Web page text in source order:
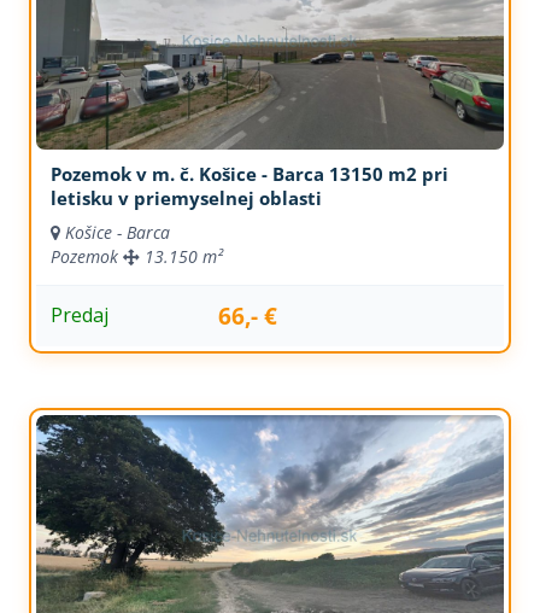
Pozemok v m. č. Košice - Barca 13150 m2 pri
letisku v priemyselnej oblasti
Košice - Barca
Pozemok
13.150 m²
Predaj 66,- €